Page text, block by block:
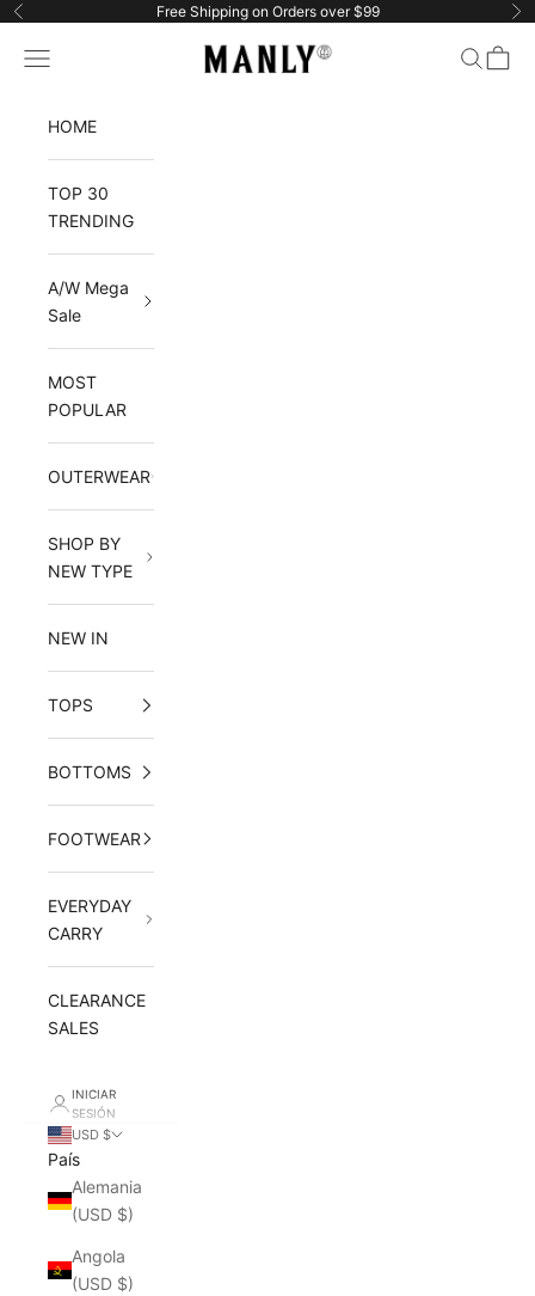
Ir al contenido
Anterior Free Shipping on Orders over $99
Manlytshirt
Menú Buscar
Cesta
HOME
TOP 30
TRENDING
A/W Mega
Sale
MOST
POPULAR
OUTERWEAR
SHOP BY
NEW TYPE
NEW IN
TOPS
BOTTOMS
FOOTWEAR
EVERYDAY
CARRY
CLEARANCE
SALES
INICIAR
SESIÓN
USD $
País
Alemania
(USD $)
Angola
(USD $)